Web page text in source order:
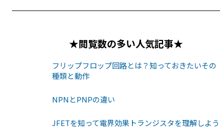
★閲覧数の多い人気記事★
フリップフロップ回路とは？知っておきたいその
種類と動作
NPNとPNPの違い
JFETを知って電界効果トランジスタを理解しよう